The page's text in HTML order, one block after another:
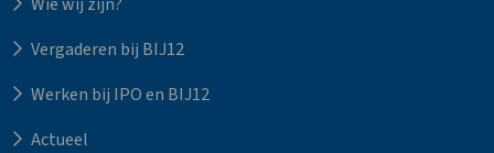
Vergaderen bij BIJ12
Werken bij IPO en BIJ12
Actueel